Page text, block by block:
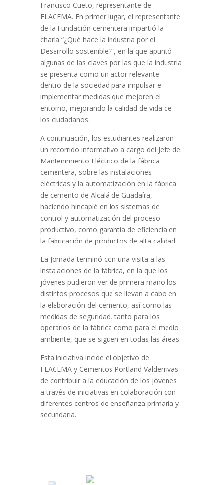
Francisco Cueto, representante de
FLACEMA. En primer lugar, el representante
de la Fundación cementera impartió la
charla “¿Qué hace la industria por el
Desarrollo sostenible?”, en la que apuntó
algunas de las claves por las que la industria
se presenta como un actor relevante
dentro de la sociedad para impulsar e
implementar medidas que mejoren el
entorno, mejorando la calidad de vida de
los ciudadanos.
A continuación, los estudiantes realizaron
un recorrido informativo a cargo del Jefe de
Mantenimiento Eléctrico de la fábrica
cementera, sobre las instalaciones
eléctricas y la automatización en la fábrica
de cemento de Alcalá de Guadaíra,
haciendo hincapié en los sistemas de
control y automatización del proceso
productivo, como garantía de eficiencia en
la fabricación de productos de alta calidad.
La Jornada terminó con una visita a las
instalaciones de la fábrica, en la que los
jóvenes pudieron ver de primera mano los
distintos procesos que se llevan a cabo en
la elaboración del cemento, así como las
medidas de seguridad, tanto para los
operarios de la fábrica como para el medio
ambiente, que se siguen en todas las áreas.
Esta iniciativa incide el objetivo de
FLACEMA y Cementos Portland Valderrivas
de contribuir a la educación de los jóvenes
a través de iniciativas en colaboración con
diferentes centros de enseñanza primaria y
secundaria.